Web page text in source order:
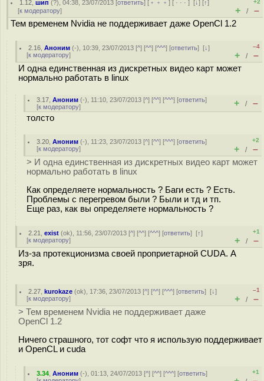
1.12 ,шип (?), 04:38, 23/07/2013 [ответить] [ ﹢﹢﹢] [ · · ·] [↓] [↑]
[к модератору]
+2
+ / –
Тем временем Nvidia не поддерживает даже OpenCl 1.2
2.16 ,Аноним (-), 10:39, 23/07/2013 [^] [^^] [^^^] [ответить][↓]
[к модератору]
–4
+ / –
И одна единственная из дискретных видео карт может
нормально работать в linux
3.17 ,Аноним (-), 11:10, 23/07/2013 [^] [^^] [^^^] [ответить]
[к модератору] + / –
толсто
3.20 ,Аноним (-), 11:23, 23/07/2013 [^] [^^] [^^^] [ответить]
[к модератору]
+2
+ / –
> И одна единственная из дискретных видео карт может
нормально работать в linux
Как определяете нормальность ? Баги есть ? Есть.
Проблемы с перегревом были ? Были и тд и тп.
Еще раз, как вы определяете нормальность ?
2.21 ,exist (ok), 11:56, 23/07/2013 [^] [^^] [^^^] [ответить][↑]
[к модератору]
+1
+ / –
Из-за протекционизма своей проприетарной CUDA. А
зря.
2.27 ,kurokaze (ok), 17:36, 23/07/2013 [^] [^^] [^^^] [ответить][↓]
[к модератору]
–1
+ / –
> Тем временем Nvidia не поддерживает даже
OpenCl 1.2
Ничего страшного, тот софт что я использую поддерживает
и OpenCL и cuda
3.34 ,Аноним (-), 01:13, 24/07/2013 [^] [^^] [^^^] [ответить]
+1